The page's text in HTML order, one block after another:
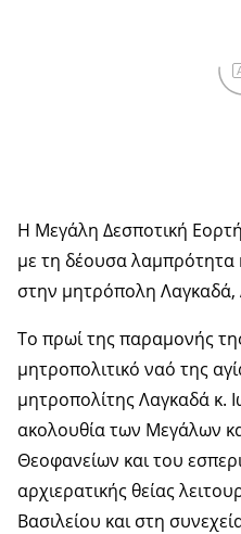
Η Μεγάλη Δεσποτική
με τη δέουσα λαμπρότητα
στην μητρόπολη Λαγκαδά,
Το πρωί της παραμονής
μητροπολιτικό ναό της
μητροπολίτης Λαγκαδά κ.
ακολουθία των Μεγάλων
Θεοφανείων και του
αρχιερατικής θείας
Βασιλείου και στη